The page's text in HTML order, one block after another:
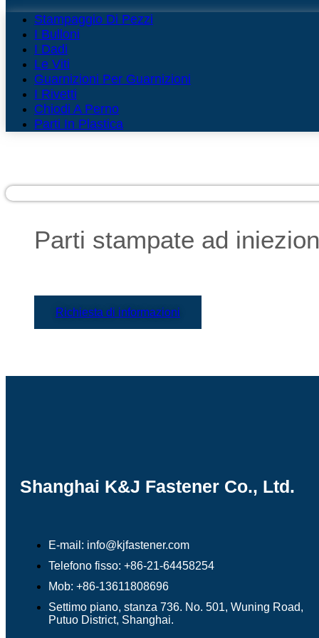
Stampaggio Di Pezzi
I Bulloni
I Dadi
Le Viti
Guarnizioni Per Guarnizioni
I Rivetti
Chiodi A Perno
Parti In Plastica
Parti stampate ad
Richiesta di informazioni
Shanghai K&J Fastener Co., Ltd.
E-mail: info@kjfastener.com
Telefono fisso: +86-21-64458254
Mob: +86-13611808696
Settimo piano, stanza 736. No. 501, Wuning Road,
Putuo District, Shanghai.